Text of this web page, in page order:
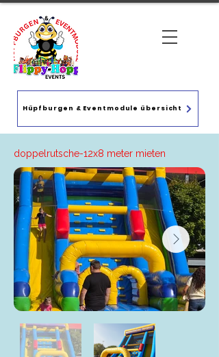
Hüpfburgen & Eventmodule übersicht
doppelrutsche-12x8 meter mieten